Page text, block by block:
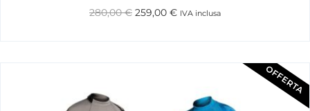
280,00€ 259,00 € IVA inclusa
OFFERTA